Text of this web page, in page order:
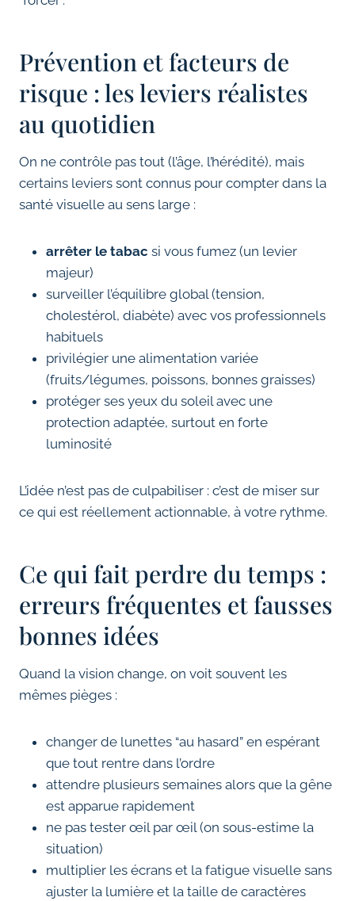
Prévention et facteurs de
risque : les leviers réalistes
au quotidien
On ne contrôle pas tout (l’âge, l’hérédité), mais
certains leviers sont connus pour compter dans la
santé visuelle au sens large :
arrêter le tabac si vous fumez (un levier
majeur)
surveiller l’équilibre global (tension,
cholestérol, diabète) avec vos professionnels
habituels
privilégier une alimentation variée
(fruits/légumes, poissons, bonnes graisses)
protéger ses yeux du soleil avec une
protection adaptée, surtout en forte
luminosité
L’idée n’est pas de culpabiliser : c’est de miser sur
ce qui est réellement actionnable, à votre rythme.
Ce qui fait perdre du temps :
erreurs fréquentes et fausses
bonnes idées
Quand la vision change, on voit souvent les
mêmes pièges :
changer de lunettes “au hasard” en espérant
que tout rentre dans l’ordre
attendre plusieurs semaines alors que la gêne
est apparue rapidement
ne pas tester œil par œil (on sous-estime la
situation)
multiplier les écrans et la fatigue visuelle sans
ajuster la lumière et la taille de caractères